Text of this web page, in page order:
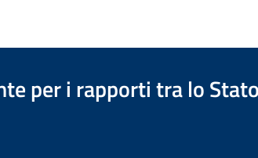
per i rapporti tra lo